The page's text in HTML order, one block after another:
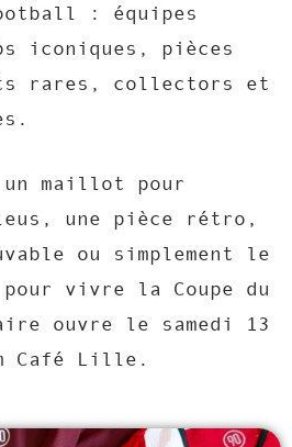
: équipes
iconiques, pièces
rares, collectors et
un maillot pour
une pièce rétro,
ou simplement le
vivre la Coupe du
ouvre le samedi 13
Café Lille.